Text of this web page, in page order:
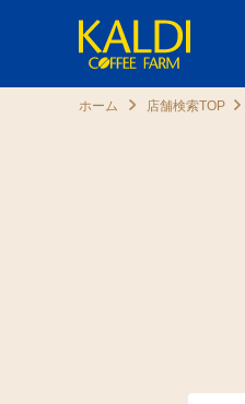
ホーム 店舗検索TOP